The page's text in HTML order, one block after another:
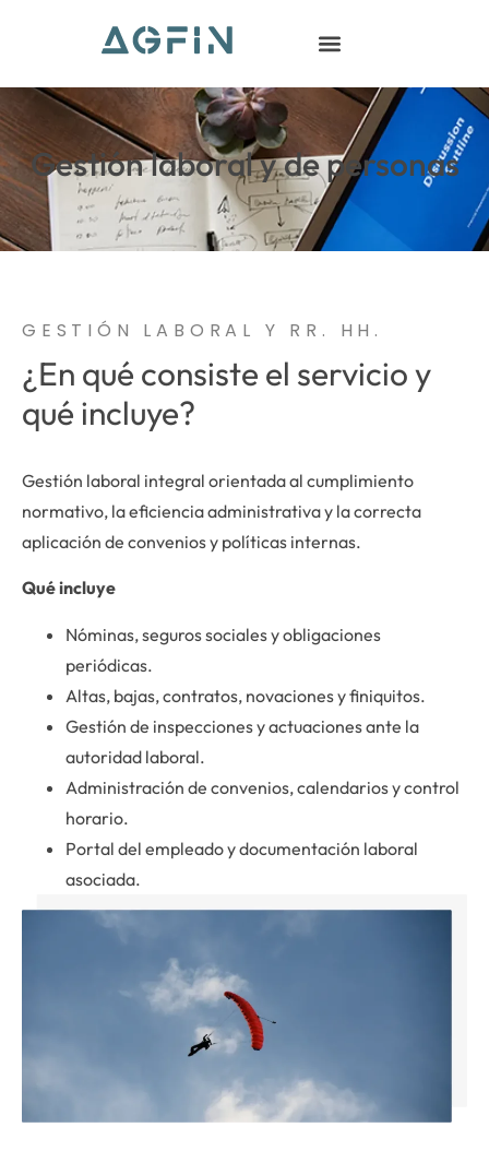
Gestión laboral y de personas
GESTIÓN LABORAL Y RR. HH.
¿En qué consiste el servicio y
qué incluye?
Gestión laboral integral orientada al cumplimiento
normativo, la eficiencia administrativa y la correcta
aplicación de convenios y políticas internas.
Qué incluye
Nóminas, seguros sociales y obligaciones
periódicas.
Altas, bajas, contratos, novaciones y finiquitos.
Gestión de inspecciones y actuaciones ante la
autoridad laboral.
Administración de convenios, calendarios y control
horario.
Portal del empleado y documentación laboral
asociada.